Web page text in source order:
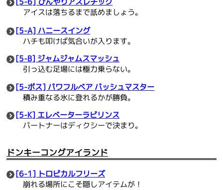
アイスは落ちるまで舐めましょう。
[5-A] ハニースイング
ハチも叩けば気合いが入ります。
[5-B] ジャムジャムスマッシュ
引っ込む足場には極力乗らない。
[5-ボス] パワフルベア バッシュマスター
積み重なる氷に登れるかが勝負。
[5-K] エレベーターラビリンス
パートナーはディクシーで決まり。
ドンキーコングアイランド
[6-1] トロピカルフリーズ
崩れる場所にこそ隠しアイテムが！